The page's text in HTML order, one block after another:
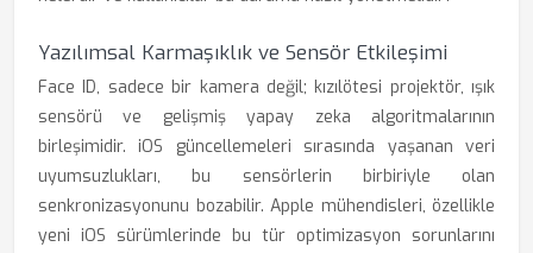
Yazılımsal Karmaşıklık ve Sensör Etkileşimi
Face ID, sadece bir kamera değil; kızılötesi projektör, ışık
sensörü ve gelişmiş yapay zeka algoritmalarının
birleşimidir. iOS güncellemeleri sırasında yaşanan veri
uyumsuzlukları, bu sensörlerin birbiriyle olan
senkronizasyonunu bozabilir. Apple mühendisleri, özellikle
yeni iOS sürümlerinde bu tür optimizasyon sorunlarını